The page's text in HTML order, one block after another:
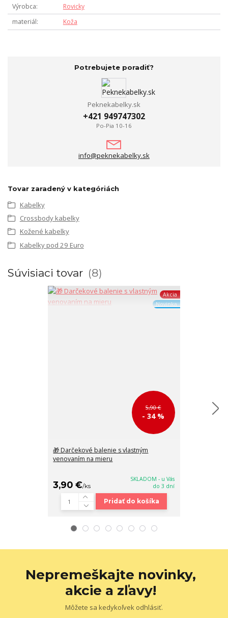
Výrobca
Rovicky
materiál
Koža
Potrebujete poradiť?
Peknekabelky.sk
+421 949747302
Po-Pia 10-16
info@peknekabelky.sk
Tovar zaradený v kategóriách
Kabelky
Crossbody kabelky
Kožené kabelky
Kabelky pod 29 Euro
Súvisiaci tovar 8
Akcia
Novinka
5,90 €
- 34 %
🎁 Darčekové balenie s vlastným
venovaním na mieru
3,90 €/ks
SKLADOM - u Vás
do 3 dní
Pridať do košíka
Nepremeškajte novinky,
akcie a zľavy!
Môžete sa kedykoľvek odhlásiť.